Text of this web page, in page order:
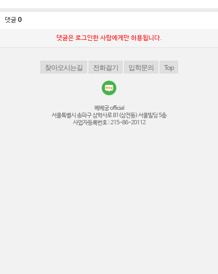
댓글 0
댓글은 로그인한 사람에게만 허용됩니다.
베베궁 official
서울특별시 송파구 삼학사로 81(삼전동) 서울빌딩 5층
사업자등록번호 : 215-86-20112